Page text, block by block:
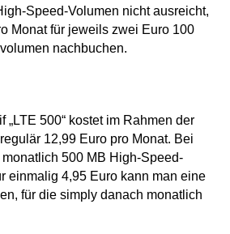
Speed-Volumen nicht ausreicht,
Monat für jeweils zwei Euro 100
nachbuchen.
„LTE 500“ kostet im Rahmen der
12,99 Euro pro Monat. Bei
500 MB High-Speed-
einmalig 4,95 Euro kann man eine
für die simply danach monatlich